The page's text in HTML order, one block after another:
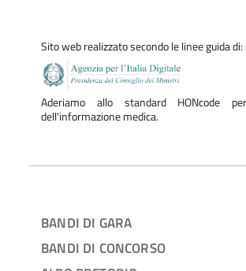
Sito web realizzato secondo le linee guida di:
Aderiamo allo standard HONcode
dell'informazione medica.
BANDI DI GARA
BANDI DI CONCORSO